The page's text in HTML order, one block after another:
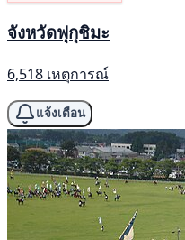
จังหวัดฟุกุชิมะ
6,518 เหตุการณ์
แจ้งเตือน